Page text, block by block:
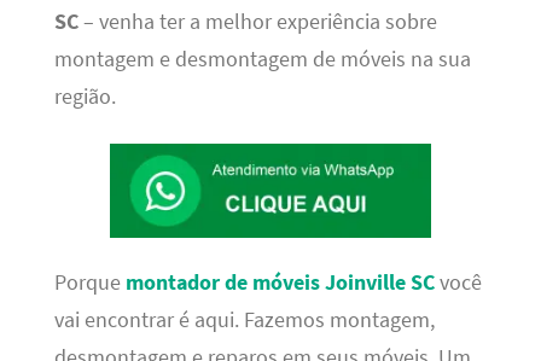
SC– venha ter a melhor experiência sobre
montagem e desmontagem de móveis na sua
região.
Porque montador de móveis Joinville SCvocê
vai encontrar é aqui. Fazemos montagem,